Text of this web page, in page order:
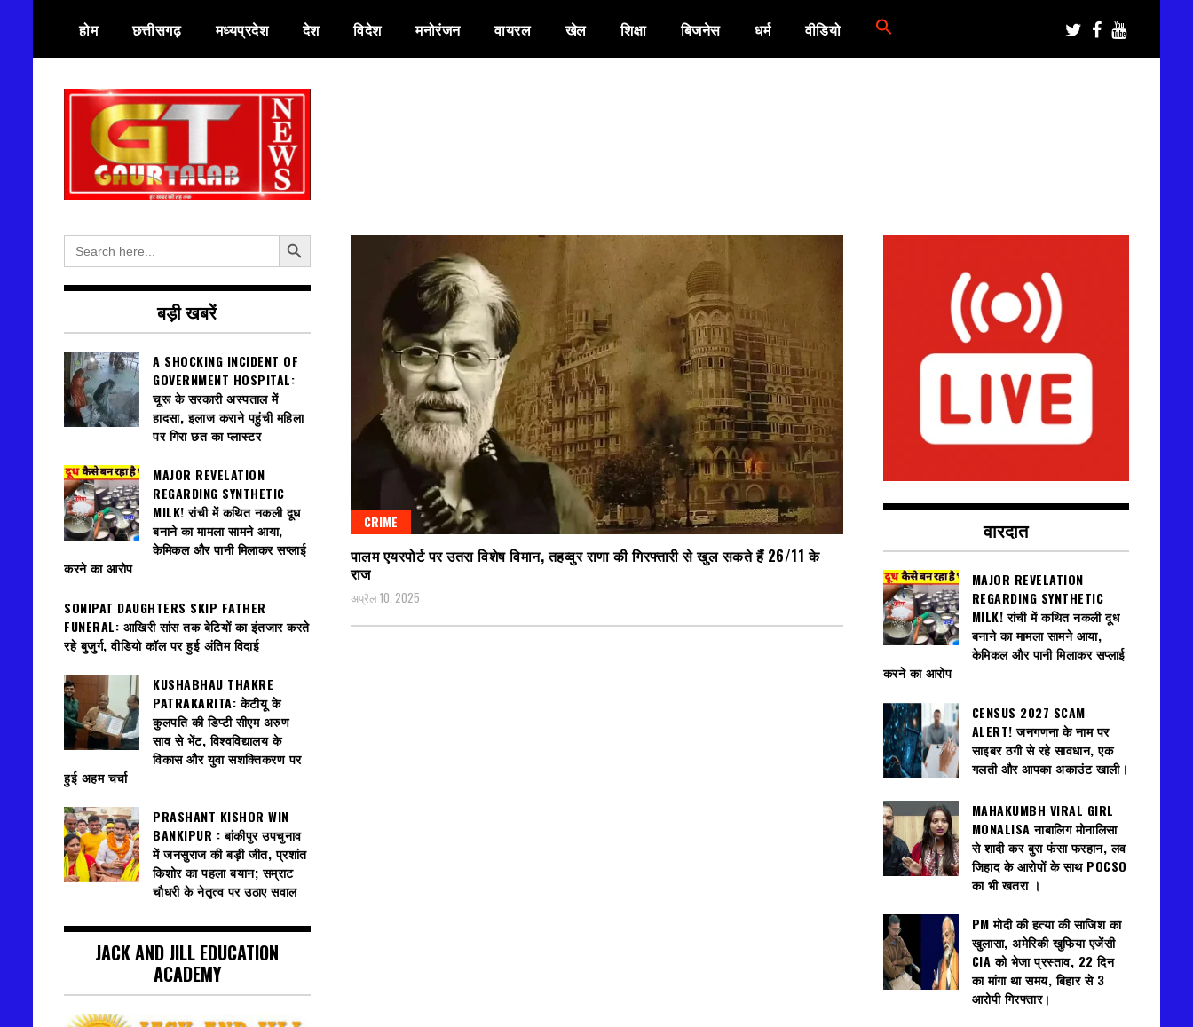
content
होम छत्तीसगढ़ मध्यप्रदेश देश विदेश मनोरंजन वायरल खेल शिक्षा बिजनेस धर्म वीडियो
गौरतलब न्यूज
CRIME
पालम एयरपोर्ट पर उतरा विशेष विमान, तहव्वुर राणा की गिरफ्तारी से खुल सकते हैं 26/11 के
राज
अप्रैल 10, 2025
Search
for:
Search Button
बड़ी खबरें
A SHOCKING INCIDENT OF
GOVERNMENT HOSPITAL:
चूरू के सरकारी अस्पताल में
हादसा, इलाज कराने पहुंची महिला
पर गिरा छत का प्लास्टर
MAJOR REVELATION
REGARDING SYNTHETIC
MILK! रांची में कथित नकली दूध
बनाने का मामला सामने आया,
केमिकल और पानी मिलाकर सप्लाई
करने का आरोप
SONIPAT DAUGHTERS SKIP FATHER
FUNERAL: आखिरी सांस तक बेटियों का इंतजार करते
रहे बुजुर्ग, वीडियो कॉल पर हुई अंतिम विदाई
KUSHABHAU THAKRE
PATRAKARITA: केटीयू के
कुलपति की डिप्टी सीएम अरुण
साव से भेंट, विश्वविद्यालय के
विकास और युवा सशक्तिकरण पर
हुई अहम चर्चा
PRASHANT KISHOR WIN
BANKIPUR : बांकीपुर उपचुनाव
में जनसुराज की बड़ी जीत, प्रशांत
किशोर का पहला बयान; सम्राट
चौधरी के नेतृत्व पर उठाए सवाल
JACK AND JILL EDUCATION
ACADEMY
वारदात
MAJOR REVELATION
REGARDING SYNTHETIC
MILK! रांची में कथित नकली दूध
बनाने का मामला सामने आया,
केमिकल और पानी मिलाकर सप्लाई
करने का आरोप
CENSUS 2027 SCAM
ALERT! जनगणना के नाम पर
साइबर ठगी से रहे सावधान, एक
गलती और आपका अकाउंट खाली।
MAHAKUMBH VIRAL GIRL
MONALISA नाबालिग मोनालिसा
से शादी कर बुरा फंसा फरहान, लव
जिहाद के आरोपों के साथ POCSO
का भी खतरा ।
PM मोदी की हत्या की साजिश का
खुलासा, अमेरिकी खुफिया एजेंसी
CIA को भेजा प्रस्ताव, 22 दिन
का मांगा था समय, बिहार से 3
आरोपी गिरफ्तार।